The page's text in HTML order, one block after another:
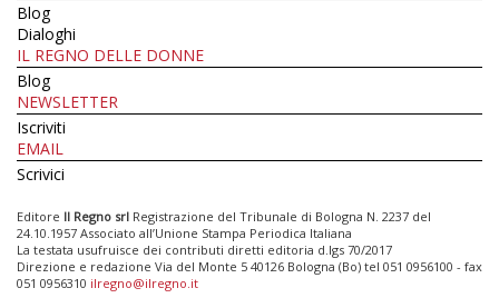
Blog
Dialoghi
IL REGNO DELLE DONNE
Blog
NEWSLETTER
Iscriviti
EMAIL
Scrivici
Editore Il Regno srl Registrazione del Tribunale di Bologna N. 2237 del
24.10.1957 Associato all’Unione Stampa Periodica Italiana
La testata usufruisce dei contributi diretti editoria d.lgs 70/2017
Direzione e redazione Via del Monte 5 40126 Bologna (Bo) tel 051 0956100 - fax
051 0956310 ilregno@ilregno.it